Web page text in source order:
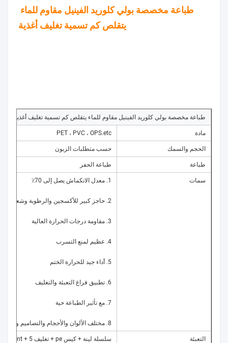
يتقلص كم تسمية تغليف أغذية
طباعة مخصصة بولي كلوريد الفينيل مقاوم للماء يتقلص كم تسمية تغليف أغذية
مادة PET ، PVC ، OPS.etc
الحجم والسمك حسب متطلبات الزبون
طباعة طباعة الحفر
سمات 1. معدل الانكماش يصل إلى 70٪
2. حاجز كبير للأكسجين والرطوبة وشعاع الضوء ، مناسب لآلة التعبئة التلقائية بمواصفات مختلفة.
3. مقاومة درجات الحرارة العالية
4. عظيم لمنع التسرب
5. أداء جيد للحرارة الختم
6. تطبيق فراغ التعبئة والتغليف
7. مع تأثير الطباعة حية
8. مختلف الألوان والأحجام والتصاميم وفقا لاحتياجات العملاء
التعبئة سلسلة لينة + كيس pe + تغليف cystosepiment + 5 طبقات كرتون + حزام التعبئة + لوح خشبي